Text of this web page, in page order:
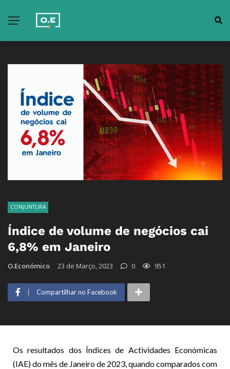
CONJUNTURA
Índice de volume de negócios cai
6,8% em Janeiro
O.Económico 23 de Março, 2023 0 951
Compartilhar no Facebook
Os resultados dos Índices de Actividades Económicas
(IAE) do mês de Janeiro de 2023, quando comparados com